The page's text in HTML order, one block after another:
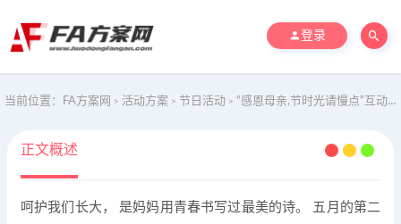
登录
当前位置： FA方案网 > 活动方案 > 节日活动 > “感恩母亲,节时光请慢点”互动嘉年华感恩母亲节主题活动方案
正文概述
呵护我们长大， 是妈妈用青春书写过最美的诗。 五月的第二